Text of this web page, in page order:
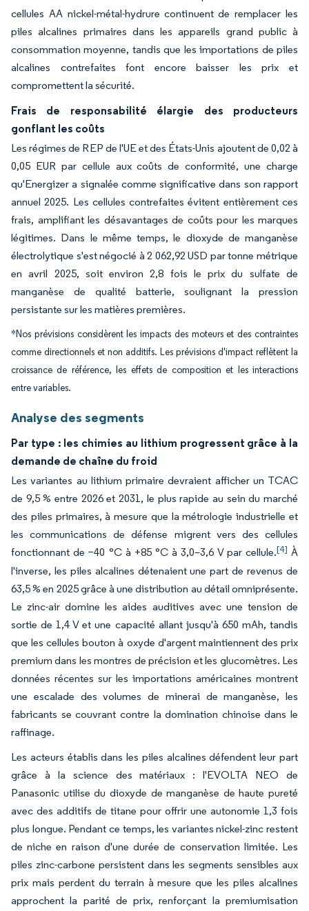
cellules AA nickel-métal-hydrure continuent de remplacer les
piles alcalines primaires dans les appareils grand public à
consommation moyenne, tandis que les importations de piles
alcalines contrefaites font encore baisser les prix et
compromettent la sécurité.
Frais de responsabilité élargie des producteurs
gonflant les coûts
Les régimes de REP de l'UE et des États-Unis ajoutent de 0,02 à
0,05 EUR par cellule aux coûts de conformité, une charge
qu'Energizer a signalée comme significative dans son rapport
annuel 2025. Les cellules contrefaites évitent entièrement ces
frais, amplifiant les désavantages de coûts pour les marques
légitimes. Dans le même temps, le dioxyde de manganèse
électrolytique s'est négocié à 2 062,92 USD par tonne métrique
en avril 2025, soit environ 2,8 fois le prix du sulfate de
manganèse de qualité batterie, soulignant la pression
persistante sur les matières premières.
*Nos prévisions considèrent les impacts des moteurs et des contraintes
comme directionnels et non additifs. Les prévisions d'impact reflètent la
croissance de référence, les effets de composition et les interactions
entre variables.
Analyse des segments
Par type : les chimies au lithium progressent grâce à la
demande de chaîne du froid
Les variantes au lithium primaire devraient afficher un TCAC
de 9,5 % entre 2026 et 2031, le plus rapide au sein du marché
des piles primaires, à mesure que la métrologie industrielle et
les communications de défense migrent vers des cellules
fonctionnant de −40 °C à +85 °C à 3,0–3,6 V par cellule.[4] À
l'inverse, les piles alcalines détenaient une part de revenus de
63,5 % en 2025 grâce à une distribution au détail omniprésente.
Le zinc-air domine les aides auditives avec une tension de
sortie de 1,4 V et une capacité allant jusqu'à 650 mAh, tandis
que les cellules bouton à oxyde d'argent maintiennent des prix
premium dans les montres de précision et les glucomètres. Les
données récentes sur les importations américaines montrent
une escalade des volumes de minerai de manganèse, les
fabricants se couvrant contre la domination chinoise dans le
raffinage.
Les acteurs établis dans les piles alcalines défendent leur part
grâce à la science des matériaux : l'EVOLTA NEO de
Panasonic utilise du dioxyde de manganèse de haute pureté
avec des additifs de titane pour offrir une autonomie 1,3 fois
plus longue. Pendant ce temps, les variantes nickel-zinc restent
de niche en raison d'une durée de conservation limitée. Les
piles zinc-carbone persistent dans les segments sensibles aux
prix mais perdent du terrain à mesure que les piles alcalines
approchent la parité de prix, renforçant la premiumisation